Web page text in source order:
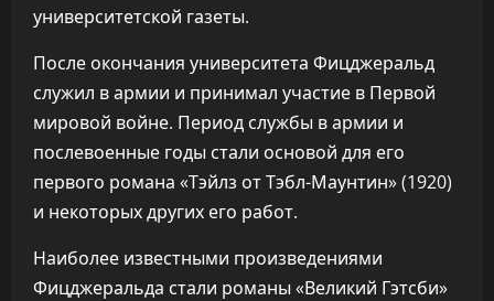
университетской газеты.
После окончания университета Фицджеральд
служил в армии и принимал участие в Первой
мировой войне. Период службы в армии и
послевоенные годы стали основой для его
первого романа «Тэйлз от Тэбл-Маунтин» (1920)
и некоторых других его работ.
Наиболее известными произведениями
Фицджеральда стали романы «Великий Гэтсби»